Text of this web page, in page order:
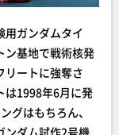
ガンダムタイ
ン基地で戦術核発
リートに強奪さ
は1998年6月に発
グはもちろん、
ンダム試作2号機